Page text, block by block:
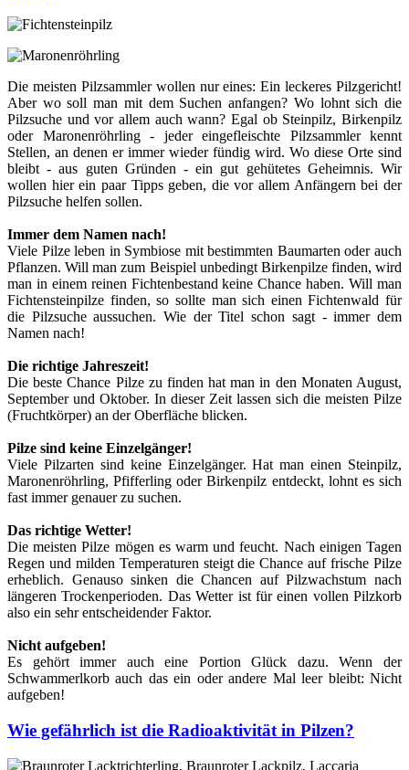
Die meisten Pilzsammler wollen nur eines: Ein leckeres Pilzgericht!
Aber wo soll man mit dem Suchen anfangen? Wo lohnt sich die
Pilzsuche und vor allem auch wann? Egal ob Steinpilz, Birkenpilz
oder Maronenröhrling - jeder eingefleischte Pilzsammler kennt
Stellen, an denen er immer wieder fündig wird. Wo diese Orte sind
bleibt - aus guten Gründen - ein gut gehütetes Geheimnis. Wir
wollen hier ein paar Tipps geben, die vor allem Anfängern bei der
Pilzsuche helfen sollen.
Immer dem Namen nach!
Viele Pilze leben in Symbiose mit bestimmten Baumarten oder auch
Pflanzen. Will man zum Beispiel unbedingt Birkenpilze finden, wird
man in einem reinen Fichtenbestand keine Chance haben. Will man
Fichtensteinpilze finden, so sollte man sich einen Fichtenwald für
die Pilzsuche aussuchen. Wie der Titel schon sagt - immer dem
Namen nach!
Die richtige Jahreszeit!
Die beste Chance Pilze zu finden hat man in den Monaten August,
September und Oktober. In dieser Zeit lassen sich die meisten Pilze
(Fruchtkörper) an der Oberfläche blicken.
Pilze sind keine Einzelgänger!
Viele Pilzarten sind keine Einzelgänger. Hat man einen Steinpilz,
Maronenröhrling, Pfifferling oder Birkenpilz entdeckt, lohnt es sich
fast immer genauer zu suchen.
Das richtige Wetter!
Die meisten Pilze mögen es warm und feucht. Nach einigen Tagen
Regen und milden Temperaturen steigt die Chance auf frische Pilze
erheblich. Genauso sinken die Chancen auf Pilzwachstum nach
längeren Trockenperioden. Das Wetter ist für einen vollen Pilzkorb
also ein sehr entscheidender Faktor.
Nicht aufgeben!
Es gehört immer auch eine Portion Glück dazu. Wenn der
Schwammerlkorb auch das ein oder andere Mal leer bleibt: Nicht
aufgeben!
Wie gefährlich ist die Radioaktivität in Pilzen?